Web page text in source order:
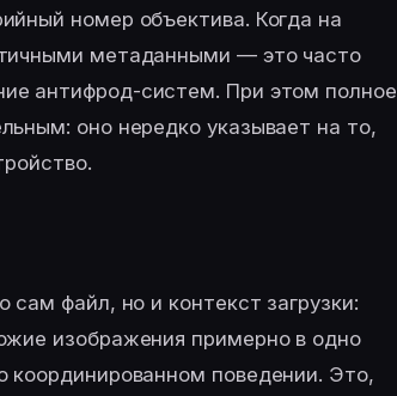
номер объектива. Когда на
метаданными — это часто
антифрод-систем. При этом полное
оно нередко указывает на то,
файл, но и контекст загрузки:
изображения примерно в одно
координированном поведении. Это,